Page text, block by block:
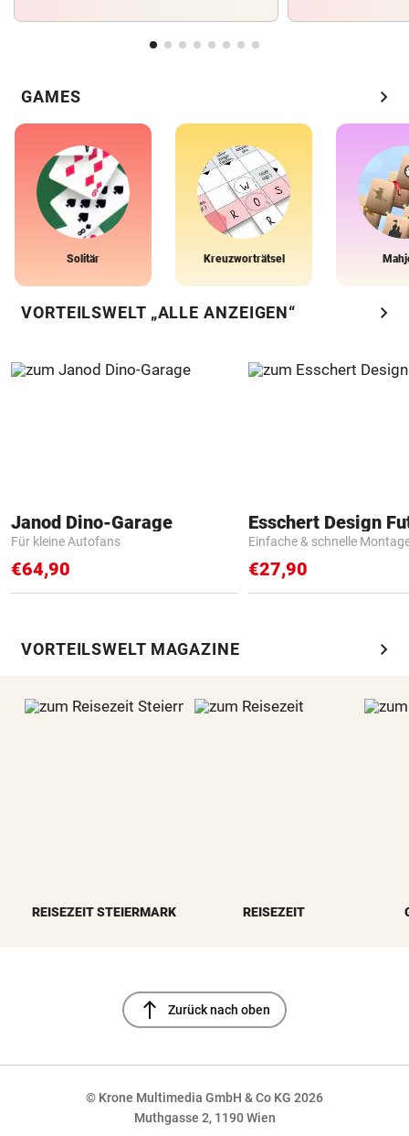
GAMES chevron_right
Solitär Kreuzworträtsel
VORTEILSWELT „ALLE ANZEIGEN“ chevron_right
Janod Dino-Garage
Für kleine Autofans
€64,90
Einfache & schnelle
€27,90
VORTEILSWELT MAGAZINE chevron_right
REISEZEIT STEIERMARK REISEZEIT
north Zurück nach oben
© Krone Multimedia GmbH & Co KG 2026
Muthgasse 2, 1190 Wien